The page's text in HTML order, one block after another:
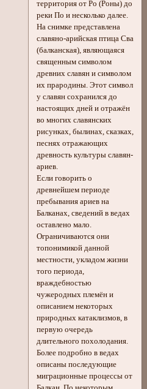
территория от Ро (Роны) до
реки По и несколько далее.
На снимке представлена
славяно-арийская птица Сва
(балканская), являющаяся
священным символом
древних славян и символом
их прародины. Этот символ
у славян сохранился до
настоящих дней и отражён
во многих славянских
рисунках, былинах, сказках,
песнях отражающих
древность культуры славян-
ариев.
Если говорить о
древнейшем периоде
пребывания ариев на
Балканах, сведений в ведах
оставлено мало.
Ограничиваются они
топонимикой данной
местности, укладом жизни
того периода,
враждебностью
чужеродных племён и
описанием некоторых
природных катаклизмов, в
первую очередь
длительного похолодания.
Более подробно в ведах
описаны последующие
миграционные процессы от